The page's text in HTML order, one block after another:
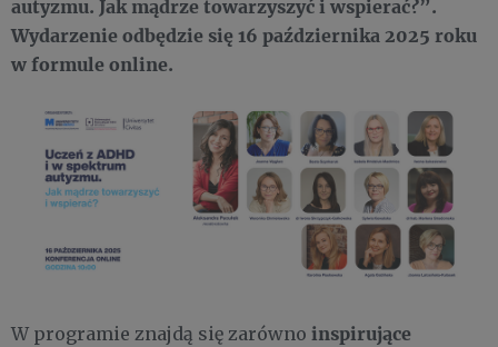
autyzmu. Jak mądrze towarzyszyć i wspierać?”.
Wydarzenie odbędzie się 16 października 2025 roku
w formule online.
W programie znajdą się zarówno inspirujące